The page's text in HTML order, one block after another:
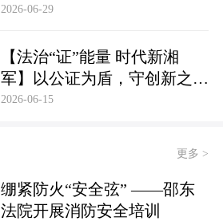
2026-06-29
【法治“证”能量 时代新湘
军】以公证为盾，守创新之魂
湖南青年公证人为知识产权保
2026-06-15
更多 >
绷紧防火“安全弦” ——邵东
法院开展消防安全培训